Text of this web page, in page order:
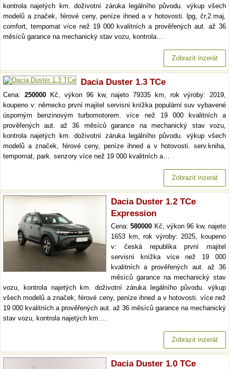
kontrola najetých km. doživotní záruka legálního původu. výkup všech
modelů a značek, férové ceny, peníze ihned a v hotovosti. lpg, čr,2.maj,
comfort, tempomat více než 19 000 kvalitních a prověřených aut. až 36
měsíců garance na mechanický stav vozu, kontrola…
Zobrazit inzerát
Dacia Duster 1.3 TCe
Cena: 250000Kč, výkon 96 kw, najeto 79335 km, rok výroby: 2019,
koupeno v: německo první majitel servisní knížka populární suv vybavené
úsporným benzinovým turbomotorem. více než 19 000 kvalitních a
prověřených aut. až 36 měsíců garance na mechanický stav vozu,
kontrola najetých km. doživotní záruka legálního původu. výkup všech
modelů a značek, férové ceny, peníze ihned a v hotovosti. serv.kniha,
tempomat, park. senzory více než 19 000 kvalitních a…
Zobrazit inzerát
Dacia Duster 1.2 TCe
Expression
Cena:580000 Kč, výkon 96 kw, najeto
1653 km, rok výroby: 2025, koupeno
v: česká republika první majitel
servisní knížka více než 19 000
kvalitních a prověřených aut. až 36
měsíců garance na mechanický stav
vozu, kontrola najetých km. doživotní záruka legálního původu. výkup
všech modelů a značek, férové ceny, peníze ihned a v hotovosti. více než
19 000 kvalitních a prověřených aut. až 36 měsíců garance na mechanický
stav vozu, kontrola najetých km.…
Zobrazit inzerát
Dacia Duster 1.0 TCe